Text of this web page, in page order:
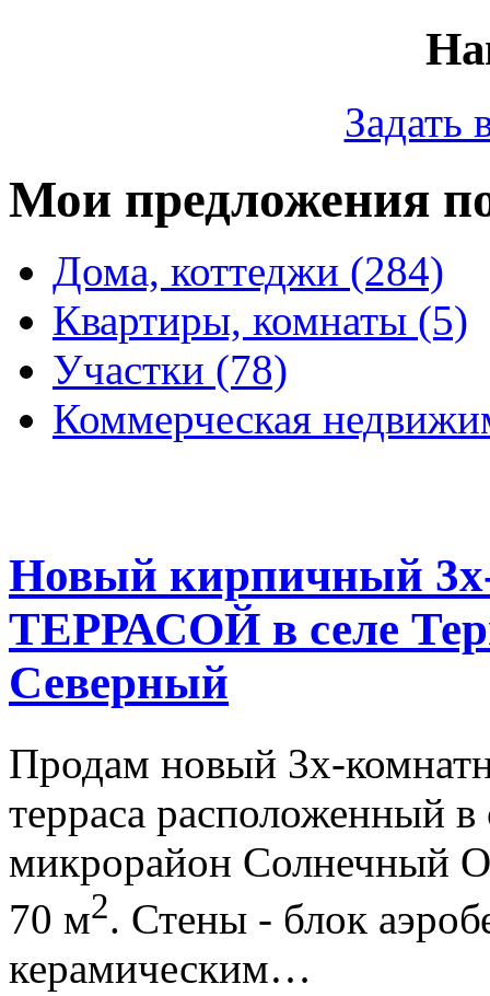
Задать
Мои предложения
Дома, коттеджи (284)
Квартиры, комнаты (5)
Участки (78)
Коммерческая
Новый кирпичный
ТЕРРАСОЙ в селе
Северный
Продам новый 3х-
терраса расположенный в
микрорайон Солнечный
70 м2. Стены - блок
керамическим…